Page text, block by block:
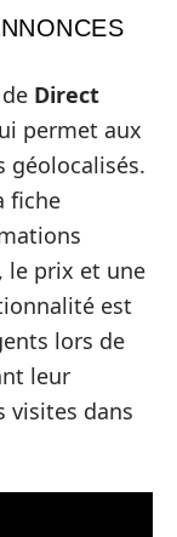
Direct
permet aux
géolocalisés.
fiche
le prix et une
est
lors de
leur
visites dans